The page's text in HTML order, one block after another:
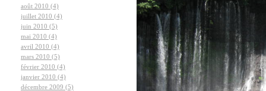
août 2010 (4)
juillet 2010 (4)
juin 2010 (5)
mai 2010 (4)
avril 2010 (4)
mars 2010 (5)
février 2010 (4)
janvier 2010 (4)
décembre 2009 (5)